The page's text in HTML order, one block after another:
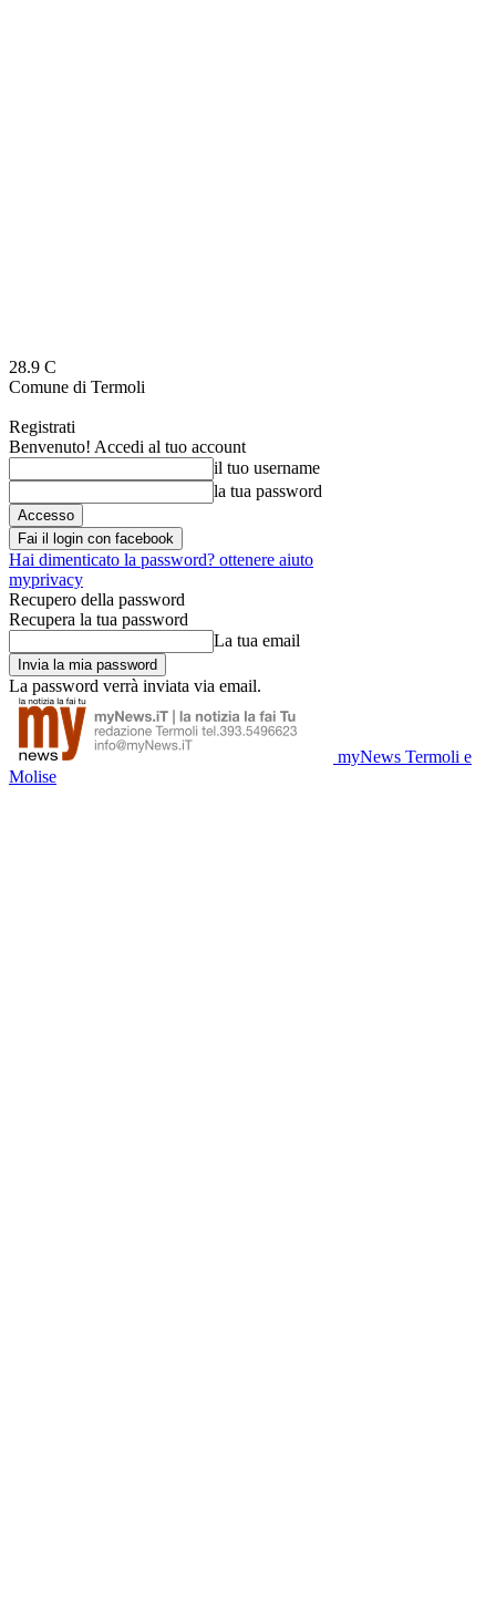
28.9 C
Comune di Termoli
Registrati
Benvenuto! Accedi al tuo account
il tuo username
la tua password
Fai il login con facebook
Hai dimenticato la password? ottenere aiuto
myprivacy
Recupero della password
Recupera la tua password
La tua email
La password verrà inviata via email.
myNews Termoli e
Molise